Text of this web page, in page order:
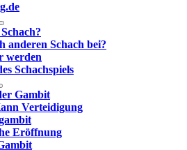
anderen Schach bei?
werden
Schachspiels
Gambit
Verteidigung
Eröffnung